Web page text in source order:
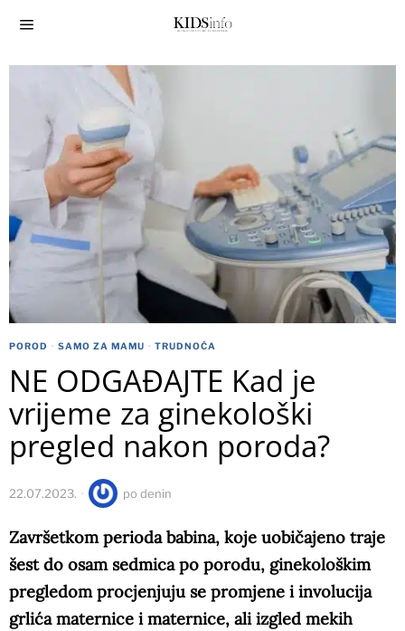
POROD · SAMO ZA MAMU · TRUDNOĆA
NE ODGAĐAJTE Kad je
vrijeme za ginekološki
pregled nakon poroda?
22.07.2023. po denin
Završetkom perioda babina, koje uobičajeno traje
šest do osam sedmica po porodu, ginekološkim
pregledom procjenjuju se promjene i involucija
grlića maternice i maternice, ali izgled mekih